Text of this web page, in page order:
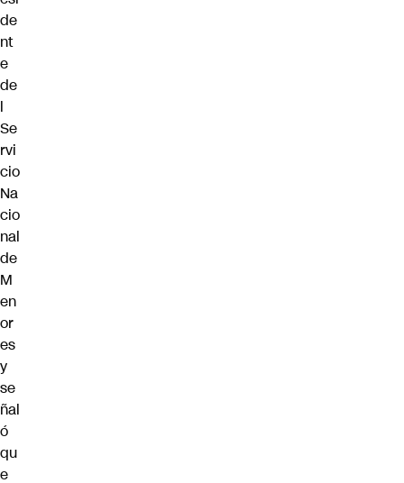
de
nt
e
de
l
Se
rvi
cio
Na
cio
nal
de
M
en
or
es
y
se
ñal
ó
qu
e